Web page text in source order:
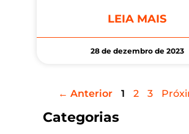
LEIA MAIS
28 de dezembro de 2023
← Anterior 1 2 3
Categorias